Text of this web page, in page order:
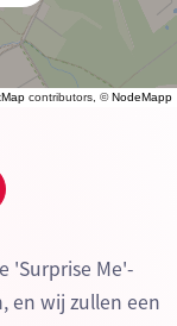
contributors, ©NodeMapp
'Surprise Me'-
en wij zullen een